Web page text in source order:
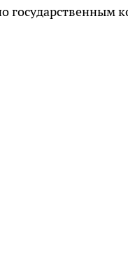
государственным